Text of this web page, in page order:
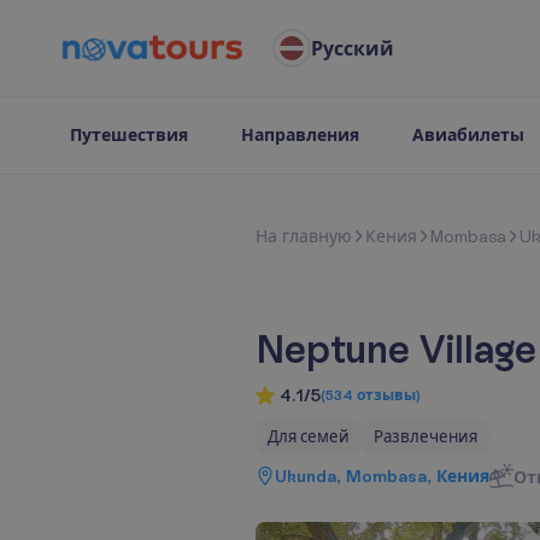
Русский
Путешествия Направления Авиабилеты
На главную Кения Mombasa
Neptune
4.1/5(534 отзывы)
Для семей Развлечения
Ukunda, Mombasa, Кения